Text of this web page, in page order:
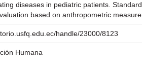
diseases in pediatric patients.
based on anthropometric
handle/23000/8123
Humana